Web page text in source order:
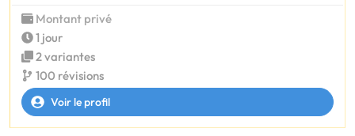
Montant privé
1 jour
2 variantes
100 révisions
Voir le profil